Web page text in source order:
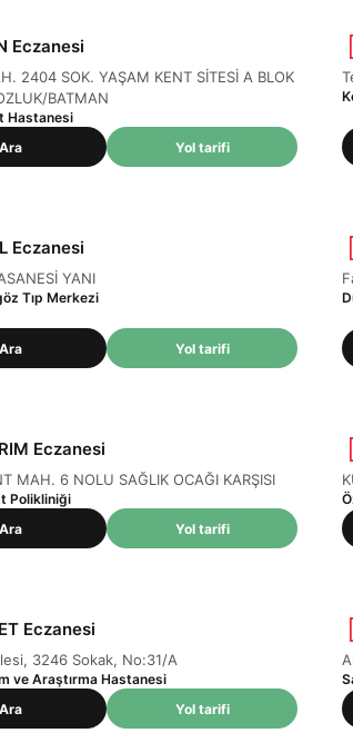
Eczanesi
2404 SOK. YAŞAM KENT SİTESİ A BLOK
BATMAN
Hastanesi
Ara
Yol tarifi
Eczanesi
YANI
Tıp Merkezi
Ara Yol tarifi
Eczanesi
MAH. 6 NOLU SAĞLIK OCAĞI KARŞISI
Polikliniği
Ara
Yol tarifi
Eczanesi
3246 Sokak, No:31/A
ve Araştırma Hastanesi
Ara
Yol tarifi